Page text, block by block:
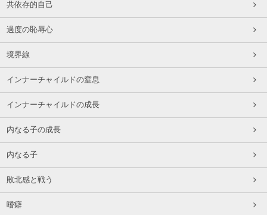
共依存的自己
過度の恥辱心
境界線
インナーチャイルドの窒息
インナーチャイルドの成長
内なる子の成長
内なる子
敗北感と戦う
嗜癖